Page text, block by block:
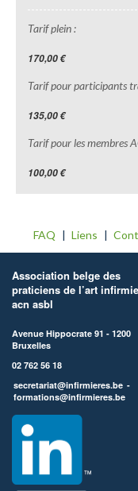
Tarif plein :
170,00 €
Tarif pour participants
135,00 €
Tarif pour les membres
100,00 €
FAQ Liens
Association belge des
praticiens de l’art
acn asbl
Avenue Hippocrate 91 - 1200
Bruxelles
02 762 56 18
secretariat@infirmieres.be -
formations@infirmieres.be